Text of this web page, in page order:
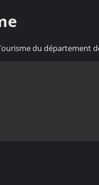
du département